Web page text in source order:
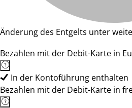
Änderung des Entgelts unter
Bezahlen mit der Debit-Karte in
In der Kontoführung enthalten
Bezahlen mit der Debit-Karte in